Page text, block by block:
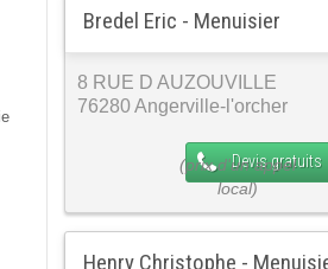
Bredel Eric - Menuisier
8 RUE D AUZOUVILLE
76280 Angerville-l'orcher
Devis gratuits
Henry Christophe -